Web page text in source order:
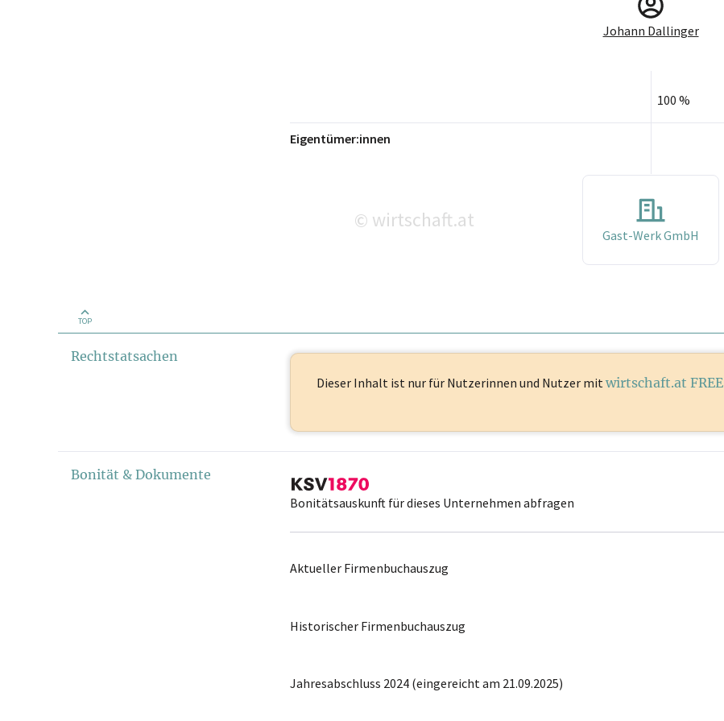
Johann Dallinger
100 %
Eigentümer:innen
© wirtschaft.at
Gast-Werk GmbH
TOP
Rechtstatsachen
Dieser Inhalt ist nur für Nutzerinnen und Nutzer mit wirtschaft.at FREE
Bonität & Dokumente
Bonitätsauskunft für dieses Unternehmen abfragen
Aktueller Firmenbuchauszug
Historischer Firmenbuchauszug
Jahresabschluss 2024 (eingereicht am 21.09.2025)